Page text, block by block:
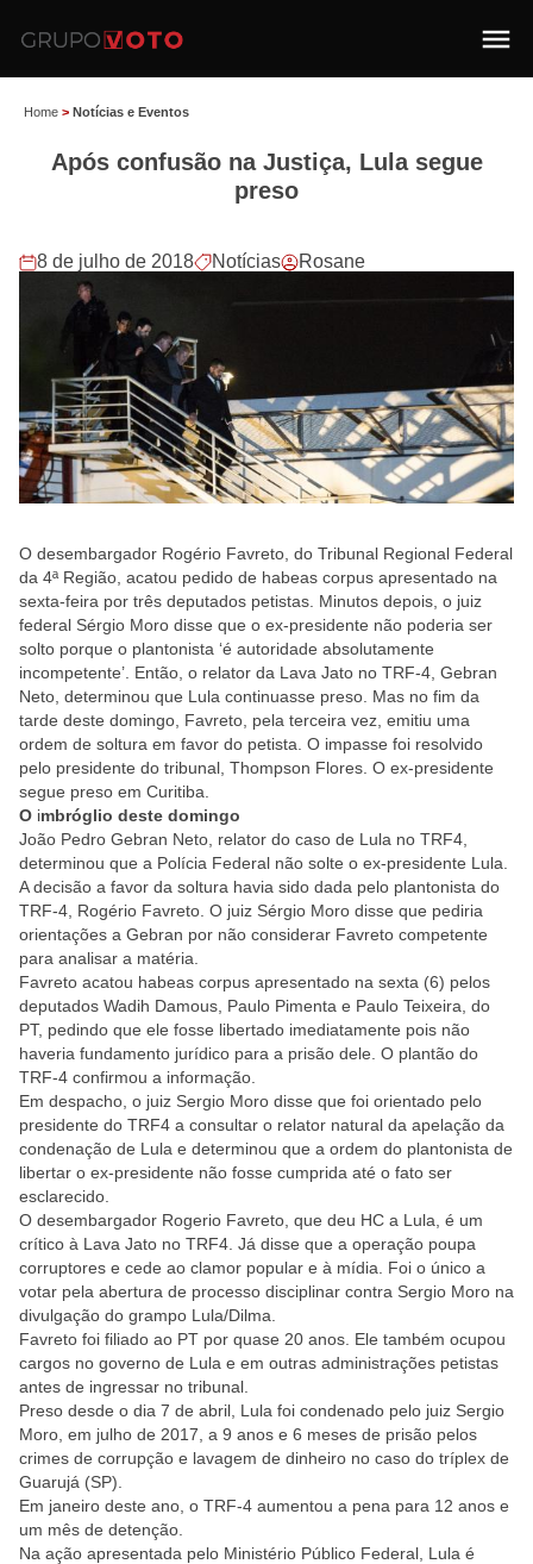
Home > Notícias e Eventos
Após confusão na Justiça, Lula segue
preso
8 de julho de 2018 Notícias Rosane
O desembargador Rogério Favreto, do Tribunal Regional Federal
da 4ª Região, acatou pedido de habeas corpus apresentado na
sexta-feira por três deputados petistas. Minutos depois, o juiz
federal Sérgio Moro disse que o ex-presidente não poderia ser
solto porque o plantonista ‘é autoridade absolutamente
incompetente’. Então, o relator da Lava Jato no TRF-4, Gebran
Neto, determinou que Lula continuasse preso. Mas no fim da
tarde deste domingo, Favreto, pela terceira vez, emitiu uma
ordem de soltura em favor do petista. O impasse foi resolvido
pelo presidente do tribunal, Thompson Flores. O ex-presidente
segue preso em Curitiba.
O imbróglio deste domingo
João Pedro Gebran Neto, relator do caso de Lula no TRF4,
determinou que a Polícia Federal não solte o ex-presidente Lula.
A decisão a favor da soltura havia sido dada pelo plantonista do
TRF-4, Rogério Favreto. O juiz Sérgio Moro disse que pediria
orientações a Gebran por não considerar Favreto competente
para analisar a matéria.
Favreto acatou habeas corpus apresentado na sexta (6) pelos
deputados Wadih Damous, Paulo Pimenta e Paulo Teixeira, do
PT, pedindo que ele fosse libertado imediatamente pois não
haveria fundamento jurídico para a prisão dele. O plantão do
TRF-4 confirmou a informação.
Em despacho, o juiz Sergio Moro disse que foi orientado pelo
presidente do TRF4 a consultar o relator natural da apelação da
condenação de Lula e determinou que a ordem do plantonista de
libertar o ex-presidente não fosse cumprida até o fato ser
esclarecido.
O desembargador Rogerio Favreto, que deu HC a Lula, é um
crítico à Lava Jato no TRF4. Já disse que a operação poupa
corruptores e cede ao clamor popular e à mídia. Foi o único a
votar pela abertura de processo disciplinar contra Sergio Moro na
divulgação do grampo Lula/Dilma.
Favreto foi filiado ao PT por quase 20 anos. Ele também ocupou
cargos no governo de Lula e em outras administrações petistas
antes de ingressar no tribunal.
Preso desde o dia 7 de abril, Lula foi condenado pelo juiz Sergio
Moro, em julho de 2017, a 9 anos e 6 meses de prisão pelos
crimes de corrupção e lavagem de dinheiro no caso do tríplex de
Guarujá (SP).
Em janeiro deste ano, o TRF-4 aumentou a pena para 12 anos e
um mês de detenção.
Na ação apresentada pelo Ministério Público Federal, Lula é